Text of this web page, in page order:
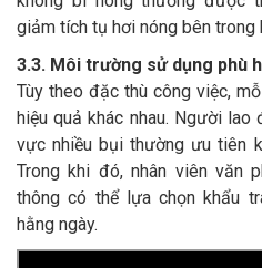
giảm tích tụ hơi nóng bên trong
3.3. Môi trường sử dụng phù
Tùy theo đặc thù công việc,
hiệu quả khác nhau. Người
vực nhiều bụi thường ưu tiên
Trong khi đó, nhân viên văn
thông có thể lựa chọn khẩu
hằng ngày.